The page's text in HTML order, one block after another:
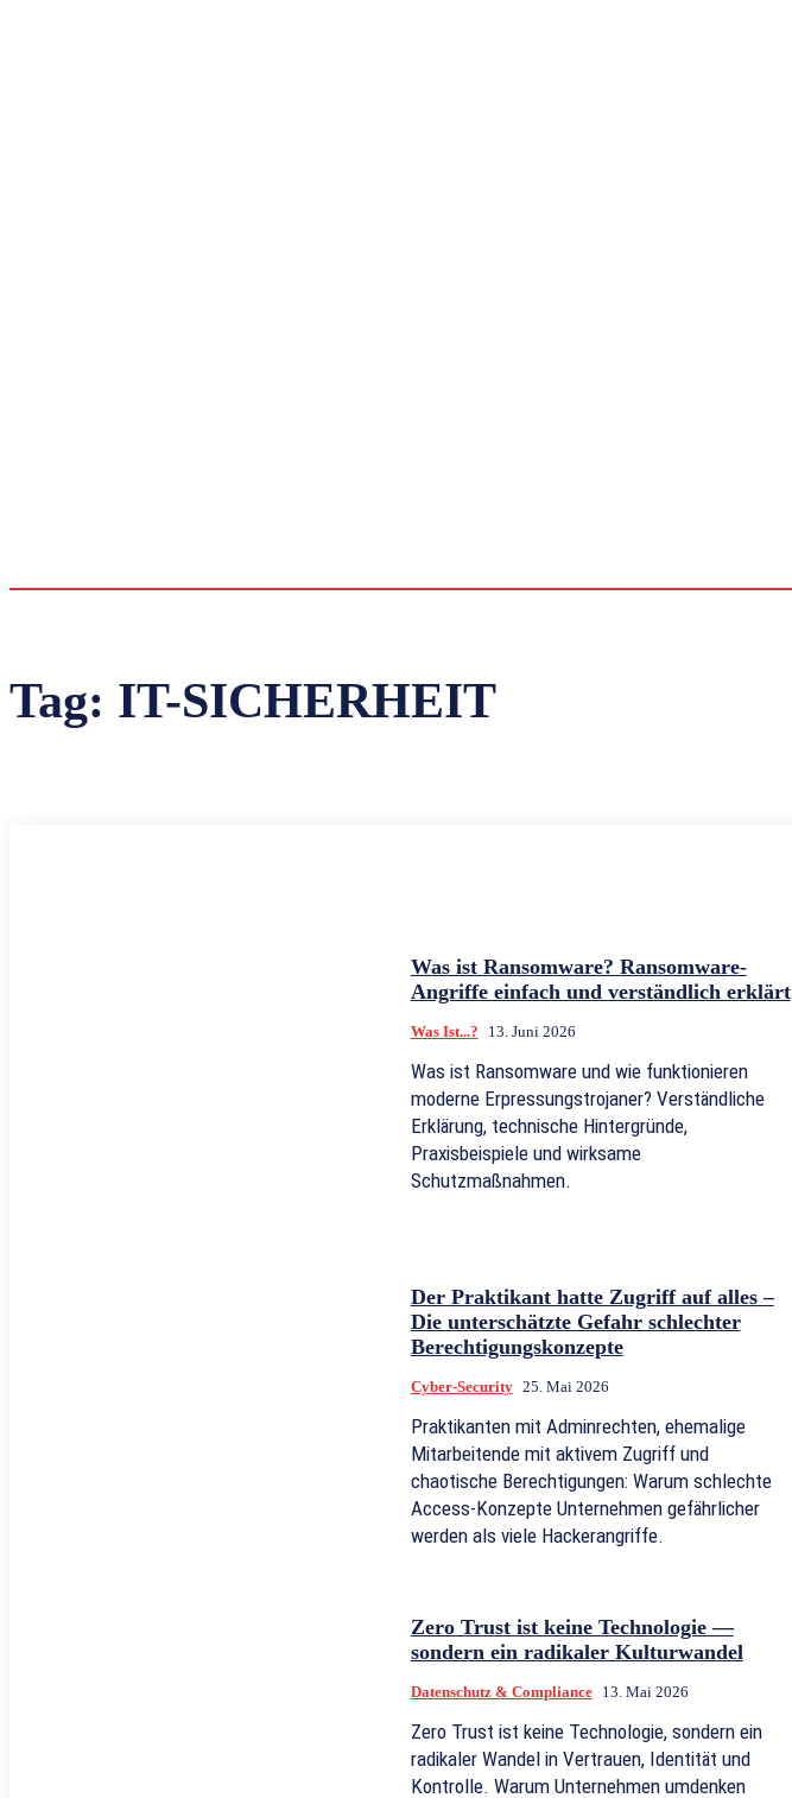
Tag: IT-SICHERHEIT
Was ist Ransomware? Ransomware-
Angriffe einfach und verständlich erklärt
Was Ist...? 13. Juni 2026
Was ist Ransomware und wie funktionieren
moderne Erpressungstrojaner? Verständliche
Erklärung, technische Hintergründe,
Praxisbeispiele und wirksame
Schutzmaßnahmen.
Der Praktikant hatte Zugriff auf alles –
Die unterschätzte Gefahr schlechter
Berechtigungskonzepte
Cyber-Security 25. Mai 2026
Praktikanten mit Adminrechten, ehemalige
Mitarbeitende mit aktivem Zugriff und
chaotische Berechtigungen: Warum schlechte
Access-Konzepte Unternehmen gefährlicher
werden als viele Hackerangriffe.
Zero Trust ist keine Technologie —
sondern ein radikaler Kulturwandel
Datenschutz & Compliance 13. Mai 2026
Zero Trust ist keine Technologie, sondern ein
radikaler Wandel in Vertrauen, Identität und
Kontrolle. Warum Unternehmen umdenken